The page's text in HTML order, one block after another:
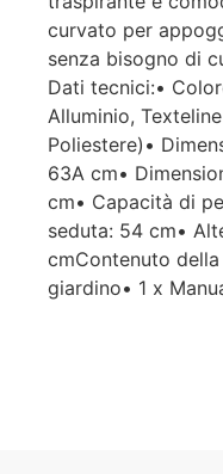
curvato per
senza bisogno di
Dati tecnici:•
Alluminio,
Poliestere)•
63A cm•
cm• Capacità di
seduta: 54 cm•
cmContenuto
giardino• 1 x